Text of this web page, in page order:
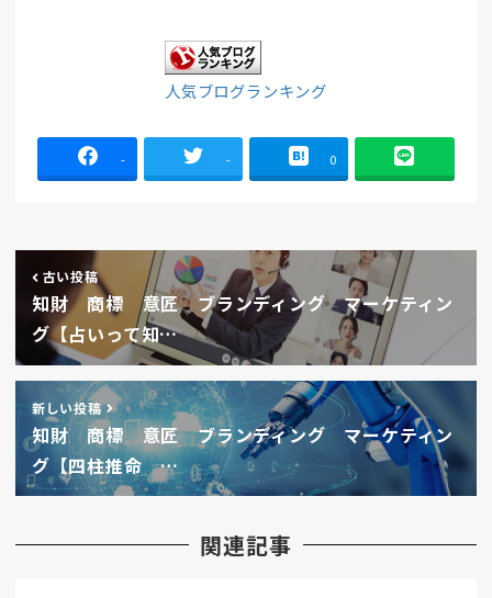
人気ブログランキング
- - 0
古い投稿
知財 商標 意匠 ブランディング マーケティン
グ【占いって知…
新しい投稿
知財 商標 意匠 ブランディング マーケティン
グ【四柱推命 …
関連記事